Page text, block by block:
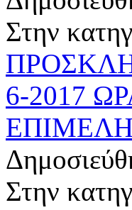
Στην
6-2017
Στην